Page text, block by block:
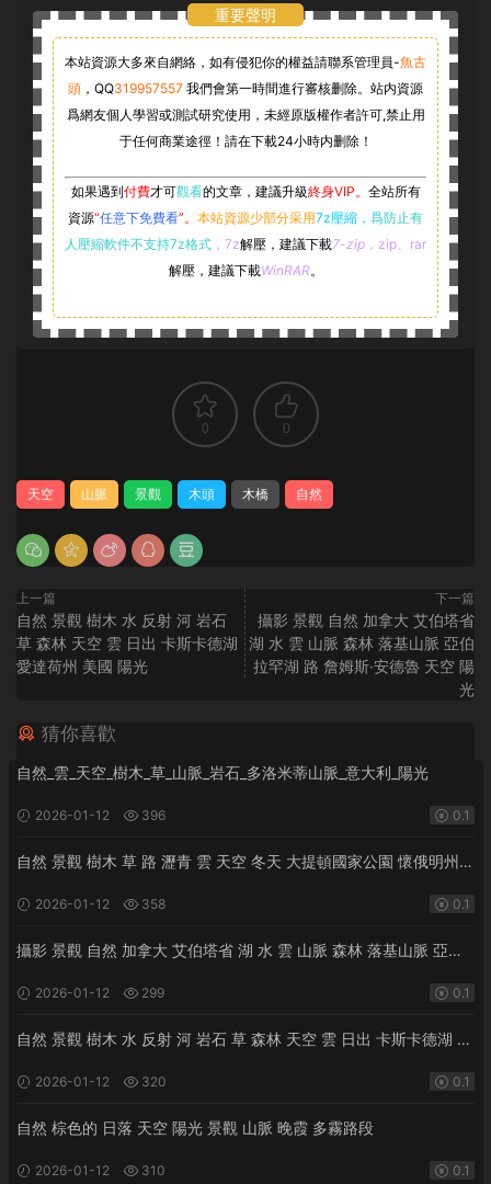
重要聲明
本站資源大多來自網絡，如有侵犯你的權益請聯系管理員-魚古
頭 ， QQ319957557 我們會第一時間進行審核删除。站内資源
爲網友個人學習或測試研究使用，未經原版權作者許可,禁止用
于任何商業途徑！請在下載24小時内删除！
如果遇到付費才可觀看的文章，建議升級終身VIP。 全站所有
資源“任意下免費看”。 本站資源少部分采用7z壓縮， 爲防止有
人壓縮軟件不支持7z格式 ，7z解壓，建議下載7-zip ，zip、rar
解壓，建議下載WinRAR。
0 0
天空 山脈 景觀 木頭 木橋 自然
上一篇
自然 景觀 樹木 水 反射 河 岩石
草 森林 天空 雲 日出 卡斯卡德湖
愛達荷州 美國 陽光
下一篇
攝影 景觀 自然 加拿大 艾伯塔省
湖 水 雲 山脈 森林 落基山脈 亞伯
拉罕湖 路 詹姆斯·安德魯 天空 陽
光
猜你喜歡
自然_雲_天空_樹木_草_山脈_岩石_多洛米蒂山脈_意大利_陽光
2026-01-12 396 0.1
自然 景觀 樹木 草 路 瀝青 雲 天空 冬天 大提頓國家公園 懷俄明州
2026-01-12 358 0.1
攝影 景觀 自然 加拿大 艾伯塔省 湖 水 雲 山脈 森林 落基山脈 亞伯
2026-01-12 299 0.1
自然 景觀 樹木 水 反射 河 岩石 草 森林 天空 雲 日出 卡斯卡德湖 愛
2026-01-12 320 0.1
自然 棕色的 日落 天空 陽光 景觀 山脈 晚霞 多霧路段
2026-01-12 310 0.1